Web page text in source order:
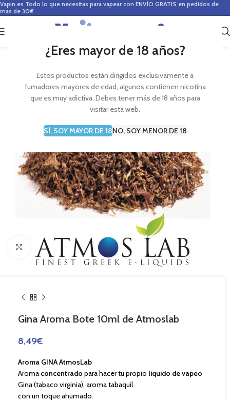
¿Eres mayor de 18 años?
Estos productos están dirigidos exclusivamente a
fumadores mayores de edad, algunos contienen nicotina
que es muy adictiva. Debes tener más de 18 años para
visitar esta web.
SÍ, SOY MAYOR DE 18NO, SOY MENOR DE 18
Vapin.es Todo lo que necesitas para vapear con ENVÍO GRATIS en pedidos de
mas de 30€
0
Haga Click para agrandar
Gina Aroma Bote 10ml de Atmoslab
8,49€
Aroma GINA AtmosLab
Aroma concentrado para hacer tu propio liquido de vapeo
Gina (tabaco virginia), aroma tabaquil
con un toque ahumado.